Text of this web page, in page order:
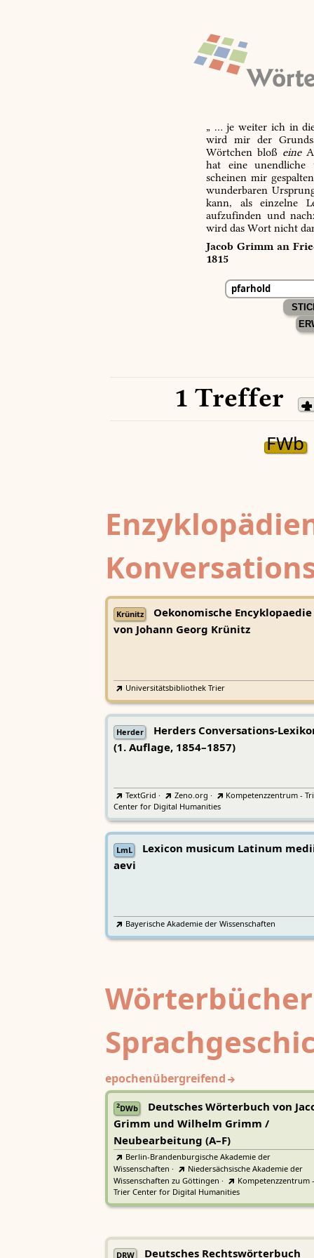
„ … je weiter ich in
wird mir der
Wörtchen bloß eine
hat eine unendliche
scheinen mir
wunderbaren
kann, als einzelne
aufzufinden und
wird das Wort nicht
Jacob Grimm an
1815
1 Treffer
FWb
Krünitz
Oekonomische Encyklopaedie
von Johann Georg Krünitz
Universitätsbibliothek Trier
Herder
Herders Conversations-
(1. Auflage, 1854–1857)
TextGrid · Zeno.org ·
Kompetenzzentrum -
Center for Digital Humanities
LmL
Lexicon musicum Latinum
aevi
Bayerische Akademie der Wissenschaften
epochenübergreifend
2DWb
Deutsches Wörterbuch von
Grimm und Wilhelm Grimm /
Neubearbeitung (A–F)
Berlin-Brandenburgische Akademie der
Wissenschaften ·
Niedersächsische Akademie der
Wissenschaften zu Göttingen ·
Kompetenzzentrum -
Trier Center for Digital Humanities
DRW Deutsches Rechtswörterbuch